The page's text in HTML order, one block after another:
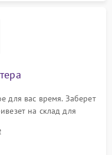
для вас время. Заберет
на склад для